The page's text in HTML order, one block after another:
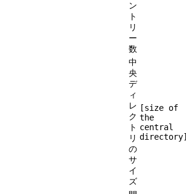
ン
ト
リ
ー
数
中
央
デ
ィ
レ
ク
ト
リ
の
サ
イ
ズ
[size of
the
central
directory]